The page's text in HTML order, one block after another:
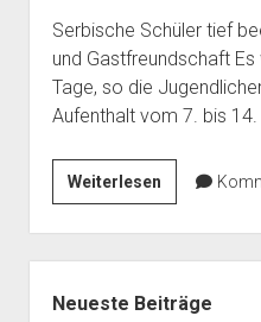
Serbische Schüler tief
und Gastfreundschaft
Tage, so die
Aufenthalt vom 7. bis
Weiterlesen
schöne
Tage
in
Pfaffenhofen
Neueste Beiträge